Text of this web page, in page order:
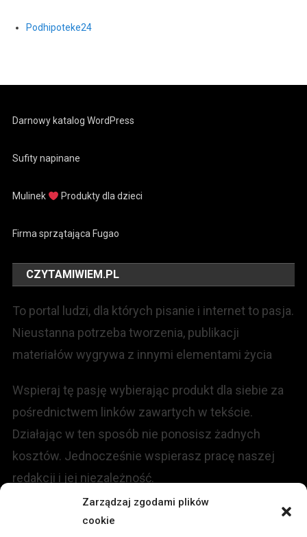
Zarządzaj zgodami plików
cookie
Podhipoteke24
Darnowy katalog WordPress
Sufity napinane
Mulinek Produkty dla dzieci
Firma sprzątająca Fugao
CZYTAMIWIEM.PL
To portal ludzi, dla których pisanie i internet to pasja.
Nieustanna potrzeba tworzenia, publikacji
materiałów wygrywa z innymi elementami życia
Wspieraj tę pasję wybierając produkt dla siebie za
pośrednictwem linków zawartych w tekście.
Działając w ten sposób nie ponosisz żadnych
kosztów. Jednocześnie wspierasz pracę naszej
redakcji i jej niezależność.